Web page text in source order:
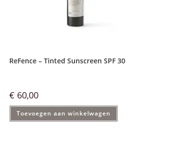
ReFence – Tinted Sunscreen SPF 30
€ 60,00
Toevoegen aan winkelwagen